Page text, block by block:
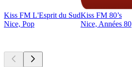
Kiss FM L'Esprit du Sud
Nice, Pop
Kiss FM 80’s
Nice, Années 80